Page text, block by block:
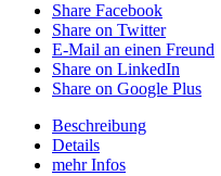
Share Facebook
Share on Twitter
E-Mail an einen Freund
Share on LinkedIn
Share on Google Plus
Beschreibung
Details
mehr Infos